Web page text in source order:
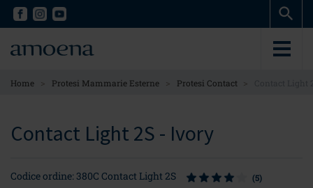
Skip
content
Skip
content
Home > Protesi Mammarie Esterne > Protesi Contact >
Contact Light 2S - Ivory
Codice ordine: 380C Contact Light 2S (5)